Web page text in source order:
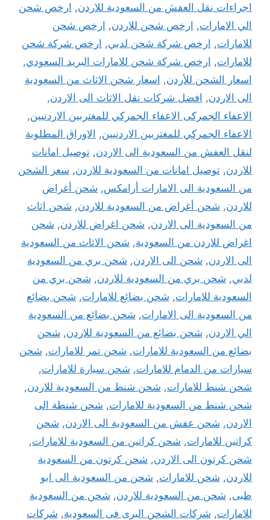
اجراءات نقل العفش من السعودية للاردن, ارخص شحن
الي الامارات, ارخص شحن للاردن, ارخص شحن
للامارات, ارخص شركة شحن لدبي, ارخص شركة شحن
للامارات, ارخص شركة شحن للامارات البريد السعودي,
اسعار الشحن للأردن, اسعار شحن الاثاث من السعودية
الى الاردن, افضل شركات نقل الاثاث الى الاردن,
الاعفاء الجمركى الاعفاء الجمركي للمغتربين الاردنيين,
الاعفاء الجمركي للمغتربين الاردنيين, الاوراق المطلوبة
لنقل العفش من السعودية الى الاردن, توصيل امانات
للاردن, توصيل امانات من السعودية للاردن, سعر الشحن
من السعودية الى الامارات أرامكس, شحن أغراض
للاردن, شحن أغراض من السعودية للاردن, شحن اثاث
من السعودية الى الاردن, شحن اغراض للاردن, شحن
اغراض للاردن من السعودية, شحن الاثاث من السعودية
الى الاردن, شحن الى الاردن, شحن بري من السعودية
لدبي, شحن بري من السعودية للاردن, شحن بري من
السعودية للامارات, شحن بضائع للامارات, شحن بضائع
من السعودية الى الامارات, شحن بضائع من السعودية
الي الاردن, شحن بضائع من السعودية للاردن, شحن
بضائع من السعودية للامارات, شحن تمر للامارات, شحن
سيارات من الدمام للامارات, شحن سيارة للامارات,
شحن شنط للامارات, شحن شنط من السعودية للاردن,
شحن شنط من السعودية للامارات, شحن شنطة الى
الاردن, شحن عفش من السعودية الى الاردن, شحن
كراتين للامارات, شحن كراتين من السعودية للامارات,
شحن كرتون الى الاردن, شحن كرتون من السعودية
للاردن, شحن للامارات, شحن من السعودية الى ابو
ظبى, شحن من السعودية للاردن, شحن من السعودية
للامارات, شركات الشحن البرى فى السعودية, شركات